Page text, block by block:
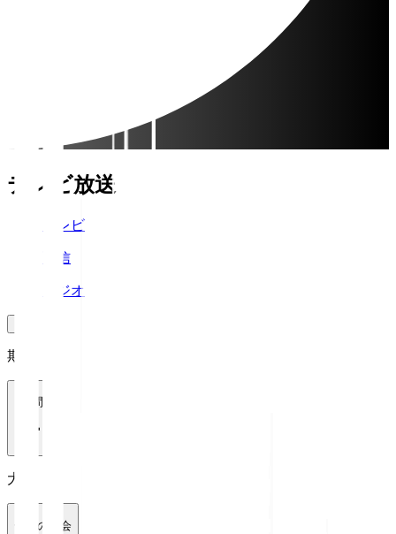
テレビ放送
テレビ
配信
ラジオ
期間
1週間
大会
全ての大会